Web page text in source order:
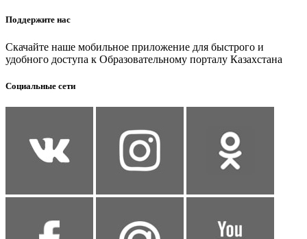
Поддержите нас
Скачайте наше мобильное приложение для быстрого и
удобного доступа к Образовательному порталу Казахстана
Социальные сети